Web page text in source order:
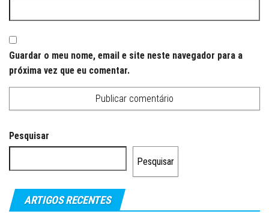
Guardar o meu nome, email e site neste navegador para a
próxima vez que eu comentar.
Pesquisar
Pesquisar
ARTIGOS RECENTES